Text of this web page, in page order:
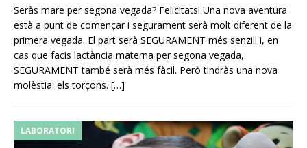
Seràs mare per segona vegada? Felicitats! Una nova aventura
està a punt de començar i segurament serà molt diferent de la
primera vegada. El part serà SEGURAMENT més senzill i, en
cas que facis lactància materna per segona vegada,
SEGURAMENT també serà més fàcil. Però tindràs una nova
molèstia: els torçons. […]
LABORATORI